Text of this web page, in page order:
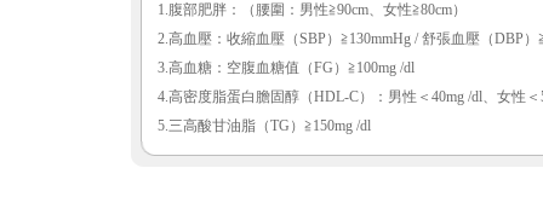
1.腹部肥胖：（腰圍：男性≧90cm、女性≧80cm）
2.高血壓：收縮血壓（SBP）≧130mmHg / 舒張血壓（DBP）
3.高血糖：空腹血糖值（FG）≧100mg /dl
4.高密度脂蛋白膽固醇（HDL-C）：男性＜40mg /dl、女性＜
5.三高酸甘油脂（TG）≧150mg /dl